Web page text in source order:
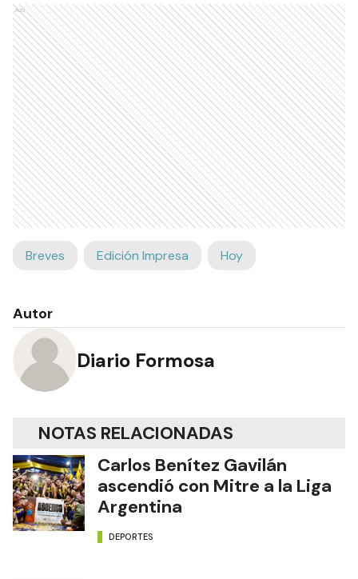
Ads
Breves Edición Impresa Hoy
Autor
Diario Formosa
NOTAS RELACIONADAS
Carlos Benítez Gavilán
ascendió con Mitre a la Liga
Argentina
DEPORTES